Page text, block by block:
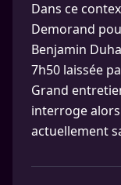
Dans ce
Demorand
Benjamin
7h50 laissée
Grand
interroge
actuellement